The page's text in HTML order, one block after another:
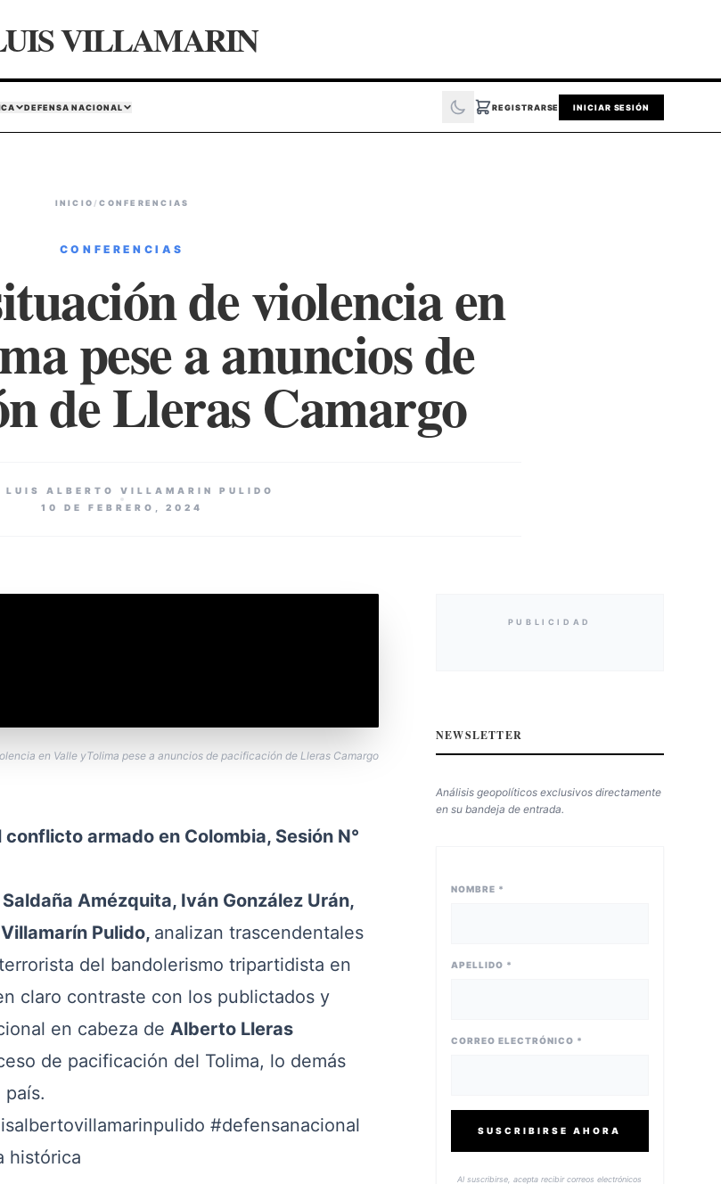
VILLAMARIN
DEFENSA NACIONAL REGISTRARSE INICIAR SESIÓN
INICIO /CONFERENCIAS
CONFERENCIAS
de violencia en
pese a anuncios de
de Lleras Camargo
LUIS ALBERTO VILLAMARIN PULIDO
10 DE FEBRERO, 2024
en Valle yTolima pese a anuncios de pacificación de Lleras Camargo
armado en Colombia, Sesión N°
Saldaña Amézquita, Iván González Urán,
Pulido, analizan trascendentales
del bandolerismo tripartidista en
claro contraste con los publictados y
en cabeza de Alberto Lleras
de pacificación del Tolima, lo demás
#defensanacional
histórica
PUBLICIDAD
NEWSLETTER
Análisis geopolíticos exclusivos directamente
en su bandeja de entrada.
NOMBRE *
APELLIDO *
CORREO ELECTRÓNICO *
SUSCRIBIRSE AHORA
Al suscribirse, acepta recibir correos electrónicos